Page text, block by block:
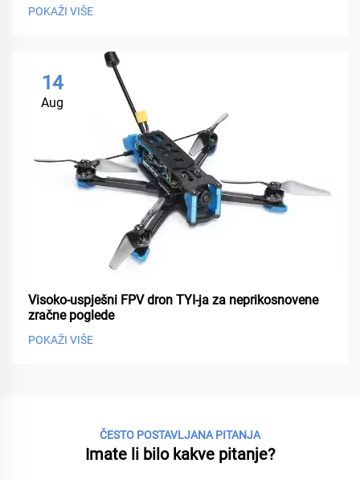
POKAŽI VIŠE
14
Aug
Visoko-uspješni FPV dron TYI-ja za neprikosnovene
zračne poglede
POKAŽI VIŠE
ČESTO POSTAVLJANA PITANJA
Imate li bilo kakve pitanje?